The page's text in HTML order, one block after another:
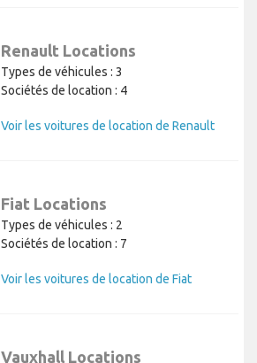
Renault Locations
Types de véhicules : 3
Sociétés de location : 4
Voir les voitures de location de Renault
Fiat Locations
Types de véhicules : 2
Sociétés de location : 7
Voir les voitures de location de Fiat
Vauxhall Locations